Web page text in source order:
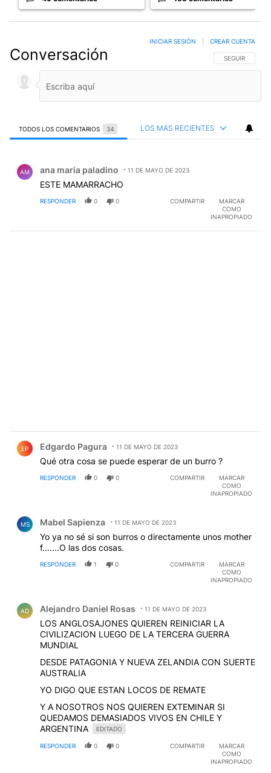
Conversación SIGA ESTA
SEGUIR
INICIAR SESIÓN CREAR CUENTA
TODOS LOS COMENTARIOS 34 LOS MÁS RECIENTES
AM ana maria paladino 11 DE MAYO DE 2023
ESTE MAMARRACHO
RESPONDER 0 0 COMPARTIR
MARCAR
COMO
INAPROPIADO
EP Edgardo Pagura 11 DE MAYO DE 2023
Qué otra cosa se puede esperar de un burro ?
RESPONDER 0 0 COMPARTIR
MARCAR
COMO
INAPROPIADO
MS Mabel Sapienza 11 DE MAYO DE 2023
Yo ya no sé si son burros o directamente unos mother
f.......O las dos cosas.
RESPONDER 1 0 COMPARTIR
MARCAR
COMO
INAPROPIADO
AD Alejandro Daniel Rosas 11 DE MAYO DE 2023
LOS ANGLOSAJONES QUIEREN REINICIAR LA
CIVILIZACION LUEGO DE LA TERCERA GUERRA
MUNDIAL
DESDE PATAGONIA Y NUEVA ZELANDIA CON SUERTE
AUSTRALIA
YO DIGO QUE ESTAN LOCOS DE REMATE
Y A NOSOTROS NOS QUIEREN EXTEMINAR SI
QUEDAMOS DEMASIADOS VIVOS EN CHILE Y
ARGENTINA
EDITADO
RESPONDER 0 0 COMPARTIR
MARCAR
COMO
INAPROPIADO